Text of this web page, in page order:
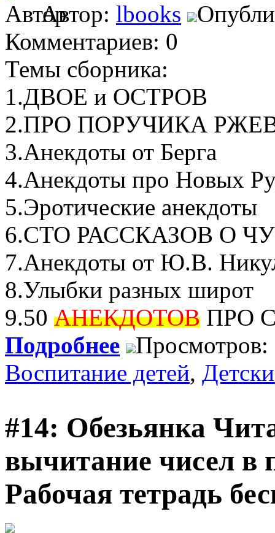
Автор: lbooks
Комментариев: 0
Темы сборника:
1.ДВОЕ и ОСТРОВ
2.ПРО ПОРУЧИКА
3.Aнекдоты от Берга
4.Анекдоты про Новых
5.Эротические анекдоты
6.СТО РАССКАЗОВ О
7.Анекдоты от Ю.В.
8.Улыбки разных широт
9.50 АНЕКДОТОВ ПРО
Подробнее
Просмотров:
Воспитание детей,
#14: Обезьянка
вычитание чисел в
Рабочая тетрадь